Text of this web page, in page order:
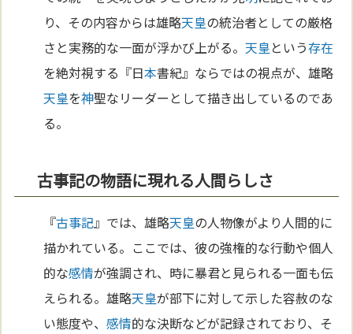
り、その内容からは雄略天皇の統治者としての厳格
さと実務的な一面が浮かび上がる。天皇という存在
を絶対視する『日本書紀』ならではの視点が、雄略
天皇を神聖なリーダーとして描き出しているのであ
る。
古事記の物語に現れる人間らしさ
『古事記』では、雄略天皇の人物像がより人間的に
描かれている。ここでは、彼の強権的な行動や個人
的な感情が強調され、時に暴君と見られる一面も伝
えられる。雄略天皇が部下に対して示した容赦のな
い態度や、感情的な決断などが記録されており、そ